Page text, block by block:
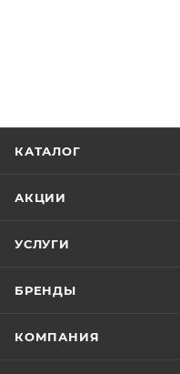
КАТАЛОГ
АКЦИИ
УСЛУГИ
БРЕНДЫ
КОМПАНИЯ